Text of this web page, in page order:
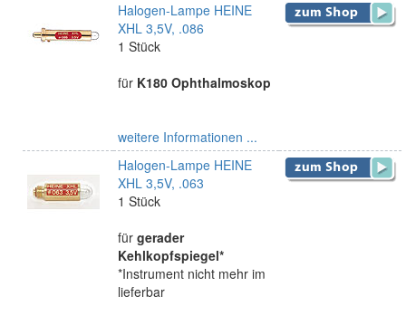
Halogen-Lampe HEINE
XHL 3,5V, .086
1 Stück
für K180 Ophthalmoskop
weitere Informationen ...
Halogen-Lampe HEINE
XHL 3,5V, .063
1 Stück
für gerader
Kehlkopfspiegel*
*Instrument nicht mehr im
lieferbar